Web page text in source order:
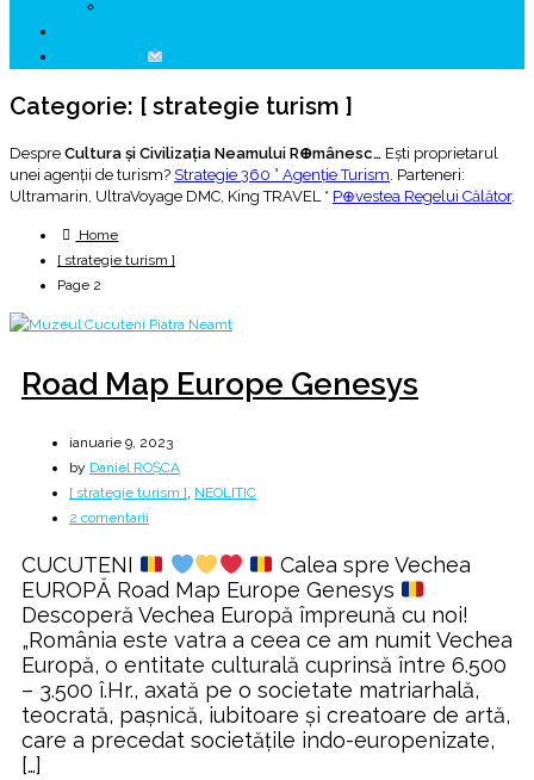
Categorie: [ strategie turism ]
Despre Cultura și Civilizația Neamului R⊕mânesc… Ești proprietarul
unei agenții de turism? Strategie 360 ° Agenție Turism. Parteneri:
Ultramarin, UltraVoyage DMC, King TRAVEL * P⊕vestea Regelui Călător.
Home
[ strategie turism ]
Page 2
Road Map Europe Genesys
ianuarie 9, 2023
by Daniel ROȘCA
[ strategie turism ], NEOLITIC
2 comentarii
Map
Europe
Genesys
CUCUTENI
Calea spre Vechea
EUROPĂ Road Map Europe Genesys
Descoperă Vechea Europă împreună cu noi!
„România este vatra a ceea ce am numit Vechea
Europă, o entitate culturală cuprinsă între 6.500
– 3.500 î.Hr., axată pe o societate matriarhală,
teocrată, paşnică, iubitoare şi creatoare de artă,
care a precedat societăţile indo-europenizate,
[…]